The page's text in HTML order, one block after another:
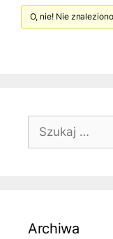
O, nie! Nie
Szukaj:
Archiwa